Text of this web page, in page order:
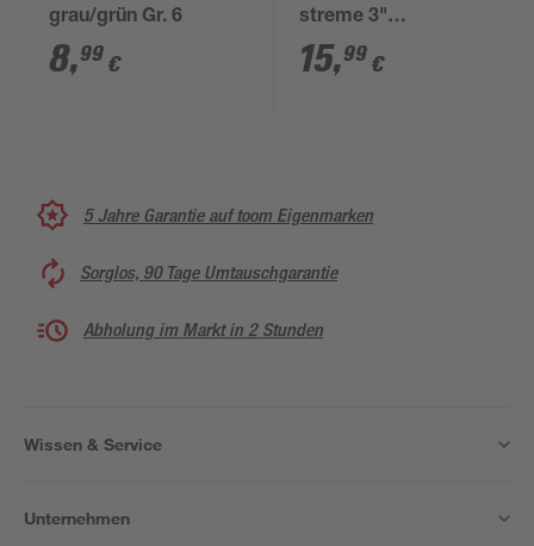
grau/grün Gr. 6
8,99 €
streme 3"
grau/schwarz Gr. 9
15,99 €
5 Jahre Garantie auf toom Eigenmarken
Sorglos, 90 Tage Umtauschgarantie
Abholung im Markt in 2 Stunden
Wissen & Service
Unternehmen